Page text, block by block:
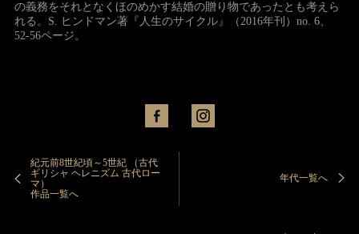
の義務をそれとなくほのめかす結婚の贈り物であったとも考えら
れる。S. ヒンドマン著『人生のサイクル』（2016年刊）no. 6、
52-56ページ。
紀元前8世紀頃～5世紀 （古代
ギリシャ ヘレニズム 古代ロー
マ）
作品一覧へ
年代一覧へ